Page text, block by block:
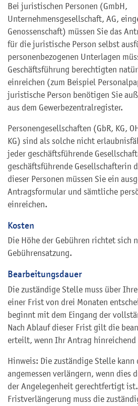
Bei juristischen Personen (GmbH,
Unternehmensgesellschaft, AG,
Genossenschaft) müssen Sie das
für die juristische Person selbst
personenbezogenen Unterlagen
Geschäftsführung berechtigten
einreichen (zum Beispiel
juristische Person benötigen Sie
aus dem Gewerbezentralregister.
Personengesellschaften (GbR, KG,
KG) sind als solche nicht
jeder geschäftsführende
geschäftsführende Gesellschafterin
dieser Personen müssen Sie ein
Antragsformular und sämtliche
einreichen.
Kosten
Die Höhe der Gebühren richtet sich
Gebührensatzung.
Bearbeitungsdauer
Die zuständige Stelle muss über
einer Frist von drei Monaten
beginnt mit dem Eingang der
Nach Ablauf dieser Frist gilt die
erteilt, wenn Ihr Antrag
Hinweis: Die zuständige Stelle
angemessen verlängern, wenn dies
der Angelegenheit gerechtfertigt
Fristverlängerung muss die